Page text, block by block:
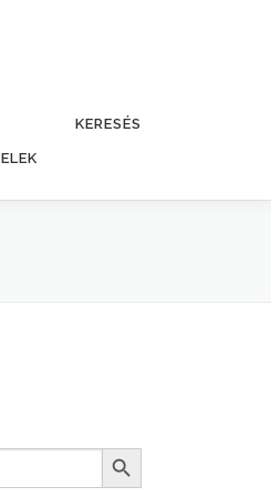
KERESÉS
Search Button